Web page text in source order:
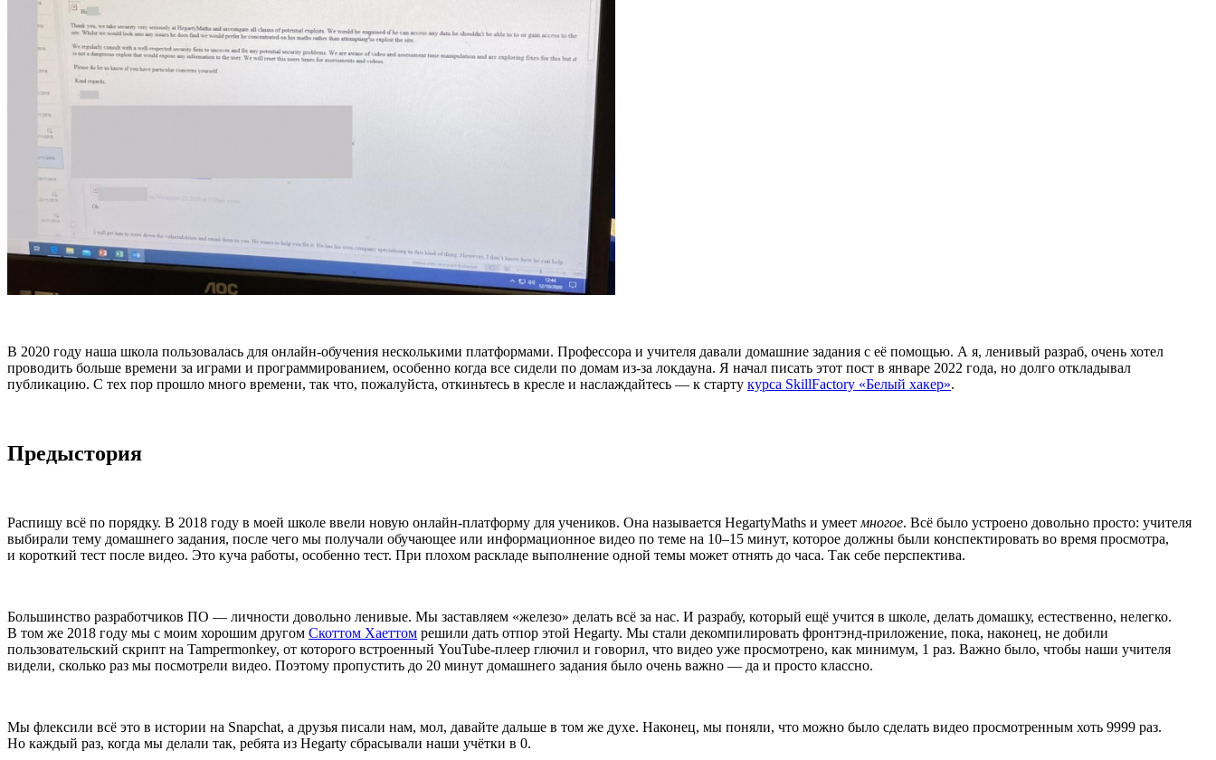
В 2020 году наша школа пользовалась для онлайн-обучения несколькими платформами. Профессора и учителя давали домашние задания с её помощью. А я, ленивый разраб, очень хотел
проводить больше времени за играми и программированием, особенно когда все сидели по домам из-за локдауна. Я начал писать этот пост в январе 2022 года, но долго откладывал
публикацию. С тех пор прошло много времени, так что, пожалуйста, откиньтесь в кресле и наслаждайтесь — к старту курса SkillFactory «Белый хакер».
Предыстория
Распишу всё по порядку. В 2018 году в моей школе ввели новую онлайн-платформу для учеников. Она называется HegartyMaths и умеет многое. Всё было устроено довольно просто: учителя
выбирали тему домашнего задания, после чего мы получали обучающее или информационное видео по теме на 10–15 минут, которое должны были конспектировать во время просмотра,
и короткий тест после видео. Это куча работы, особенно тест. При плохом раскладе выполнение одной темы может отнять до часа. Так себе перспектива.
Большинство разработчиков ПО — личности довольно ленивые. Мы заставляем «железо» делать всё за нас. И разрабу, который ещё учится в школе, делать домашку, естественно, нелегко.
В том же 2018 году мы с моим хорошим другом Скоттом Хаеттом решили дать отпор этой Hegarty. Мы стали декомпилировать фронтэнд-приложение, пока, наконец, не добили
пользовательский скрипт на Tampermonkey, от которого встроенный YouTube-плеер глючил и говорил, что видео уже просмотрено, как минимум, 1 раз. Важно было, чтобы наши учителя
видели, сколько раз мы посмотрели видео. Поэтому пропустить до 20 минут домашнего задания было очень важно — да и просто классно.
Мы флексили всё это в истории на Snapchat, а друзья писали нам, мол, давайте дальше в том же духе. Наконец, мы поняли, что можно было сделать видео просмотренным хоть 9999 раз.
Но каждый раз, когда мы делали так, ребята из Hegarty сбрасывали наши учётки в 0.